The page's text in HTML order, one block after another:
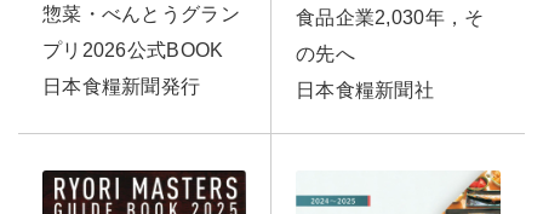
惣菜・べんとうグラン
プリ2026公式BOOK
日本食糧新聞発行
食品企業2,030年，そ
の先へ
日本食糧新聞社